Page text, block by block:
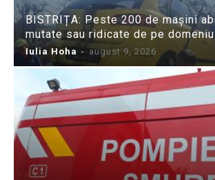
BISTRIȚA: Peste 200 de mașini
mutate sau ridicate de pe
Iulia Hoha - august 9, 2026